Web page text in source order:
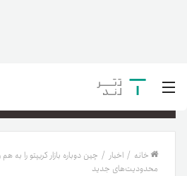
خانه / اخبار / چین دوباره بازار کریپتو را
محدودیت‌های جدید